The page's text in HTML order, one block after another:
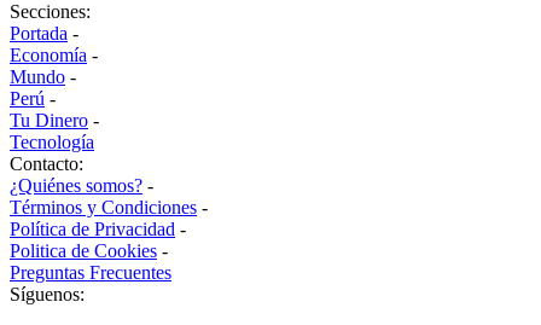
Secciones:
Portada -
Economía -
Mundo -
Perú -
Tu Dinero -
Tecnología
Contacto:
¿Quiénes somos? -
Términos y Condiciones -
Política de Privacidad -
Politica de Cookies -
Preguntas Frecuentes
Síguenos: